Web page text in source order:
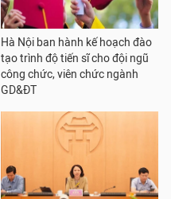
Hà Nội ban hành kế hoạch đào
tạo trình độ tiến sĩ cho đội ngũ
công chức, viên chức ngành
GD&ĐT